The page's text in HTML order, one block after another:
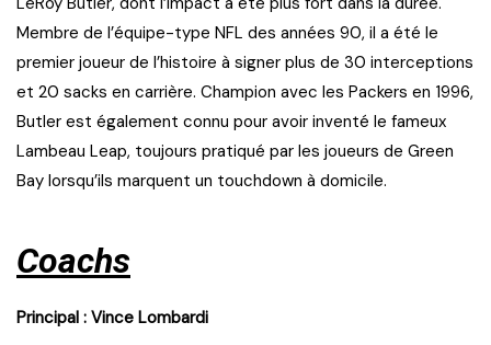
Membre de l’équipe-type NFL des années 90, il a été le
premier joueur de l’histoire à signer plus de 30 interceptions
et 20 sacks en carrière. Champion avec les Packers en 1996,
Butler est également connu pour avoir inventé le fameux
Lambeau Leap, toujours pratiqué par les joueurs de Green
Bay lorsqu’ils marquent un touchdown à domicile.
Coachs
Principal : Vince Lombardi